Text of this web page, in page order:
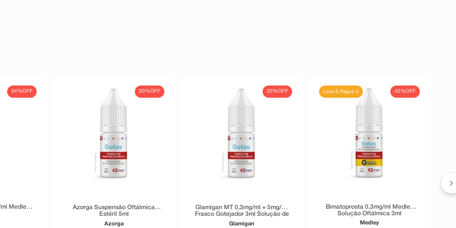
pelos, descoloração da pele,
(alergia) nos olhos e pele,
o aparecimento de reações
à empresa através do seu
34%OFF
Medley
20%OFF
Azorga Suspensão Oftálmica
Estéril 5ml
Azorga
20%OFF
Glamigan MT 0,3mg/ml + 5mg/ml
Frasco Gotejador 3ml Solução de
Uso Oftálmico
Glamigan
Leve 5 Pague 3 42%OFF
Bimatoprosta 0,3mg/ml Medley
Solução Oftálmica 3ml
Medley